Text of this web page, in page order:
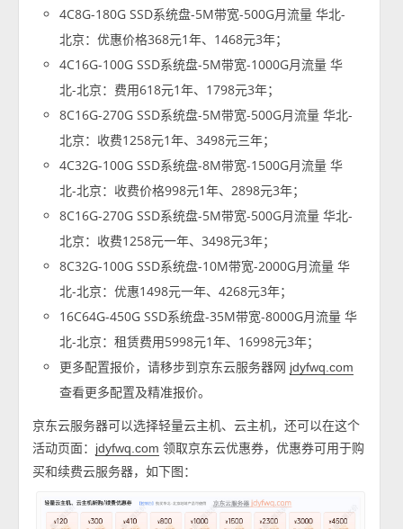
4C8G-180G SSD系统盘-5M带宽-500G月流量 华北-
北京：优惠价格368元1年、1468元3年；
4C16G-100G SSD系统盘-5M带宽-1000G月流量 华
北-北京：费用618元1年、1798元3年；
8C16G-270G SSD系统盘-5M带宽-500G月流量 华北-
北京：收费1258元1年、3498元三年；
4C32G-100G SSD系统盘-8M带宽-1500G月流量 华
北-北京：收费价格998元1年、2898元3年；
8C16G-270G SSD系统盘-5M带宽-500G月流量 华北-
北京：收费1258元一年、3498元3年；
8C32G-100G SSD系统盘-10M带宽-2000G月流量 华
北-北京：优惠1498元一年、4268元3年；
16C64G-450G SSD系统盘-35M带宽-8000G月流量 华
北-北京：租赁费用5998元1年、16998元3年；
更多配置报价，请移步到京东云服务器网 jdyfwq.com
查看更多配置及精准报价。
京东云服务器可以选择轻量云主机、云主机，还可以在这个
活动页面：
jdyfwq.com 领取京东云优惠券，优惠券可用于购
买和续费云服务器，如下图：